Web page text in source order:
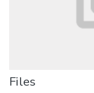
Files